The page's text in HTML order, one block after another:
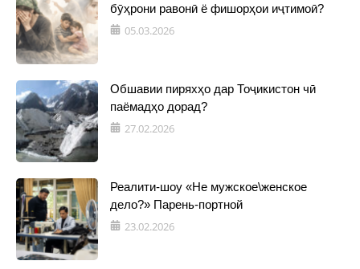
бӯҳрони равонӣ ё фишорҳои иҷтимоӣ?
05.03.2026
Обшавии пиряхҳо дар Тоҷикистон чӣ
паёмадҳо дорад?
27.02.2026
Реалити-шоу «Не мужское\женское
дело?» Парень-портной
23.02.2026